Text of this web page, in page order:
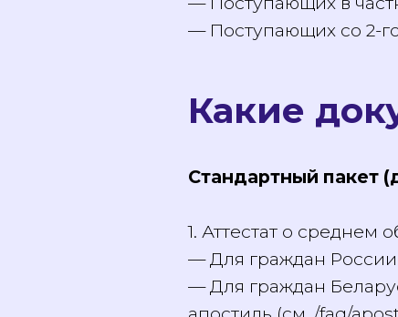
— Иностранцев с
— Поступающих в
— Поступающих со 2-
Какие
Стандартный
1. Аттестат о